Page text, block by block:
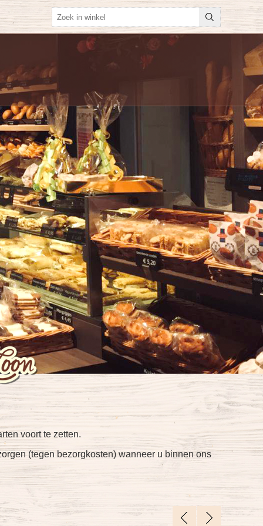
voort te zetten.
(tegen bezorgkosten) wanneer u binnen ons